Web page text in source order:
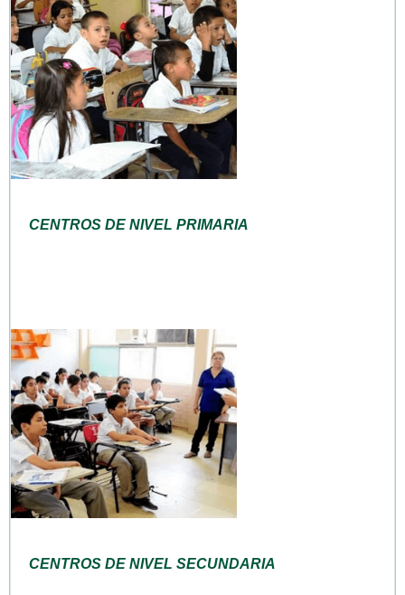
CENTROS DE NIVEL PRIMARIA
CENTROS DE NIVEL SECUNDARIA